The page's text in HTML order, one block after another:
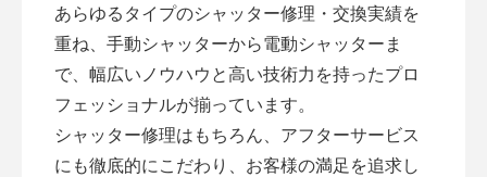
あらゆるタイプのシャッター修理・交換実績を
重ね、手動シャッターから電動シャッターま
で、幅広いノウハウと高い技術力を持ったプロ
フェッショナルが揃っています。
シャッター修理はもちろん、アフターサービス
にも徹底的にこだわり、お客様の満足を追求し